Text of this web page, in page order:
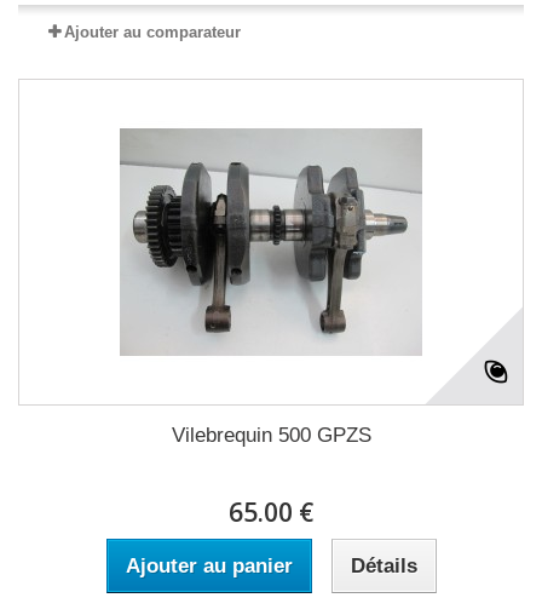
Ajouter au comparateur
Vilebrequin 500 GPZS
65.00 €
Ajouter au panier Détails